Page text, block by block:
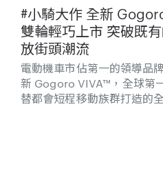
#小騎大作 全新 Gogoro VIVA 羽量級智慧
雙輪輕巧上市 突破既有的設計框架 自在綻
放街頭潮流
電動機車市佔第一的領導品
新 Gogoro VIVA™，全球第
替都會短程移動族群打造的